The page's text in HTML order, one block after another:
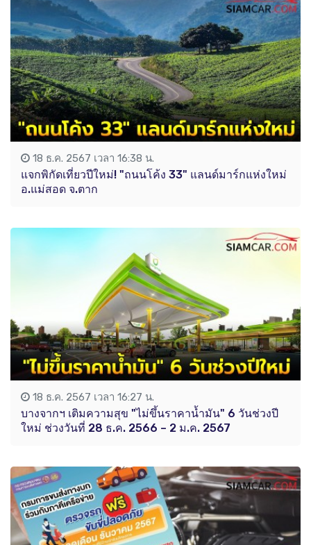
18 ธ.ค. 2567 เวลา 16:38 น.
แจกพิกัดเที่ยวปีใหม่! "ถนนโค้ง 33" แลนด์มาร์กแห่งใหม่
อ.แม่สอด จ.ตาก
18 ธ.ค. 2567 เวลา 16:27 น.
บางจากฯ เติมความสุข "ไม่ขึ้นราคาน้ำมัน" 6 วันช่วงปี
ใหม่ ช่วงวันที่ 28 ธ.ค. 2566 – 2 ม.ค. 2567